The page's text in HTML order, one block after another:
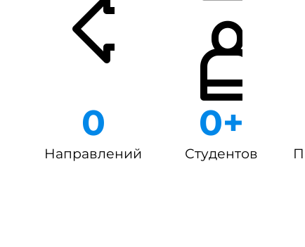
0
Направлений
0+
Студентов